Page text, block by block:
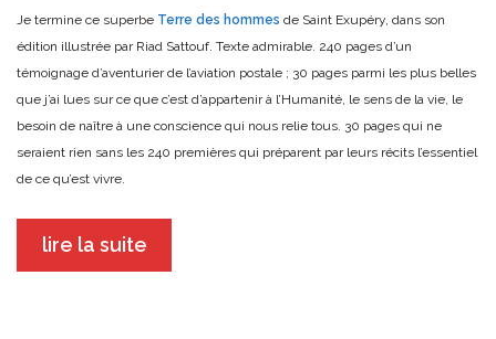
Je termine ce superbe Terre des hommes de Saint Exupéry, dans son
édition illustrée par Riad Sattouf. Texte admirable. 240 pages d’un
témoignage d’aventurier de l’aviation postale ; 30 pages parmi les plus belles
que j’ai lues sur ce que c’est d’appartenir à l’Humanité, le sens de la vie, le
besoin de naître à une conscience qui nous relie tous. 30 pages qui ne
seraient rien sans les 240 premières qui préparent par leurs récits l’essentiel
de ce qu’est vivre.
lire la suite